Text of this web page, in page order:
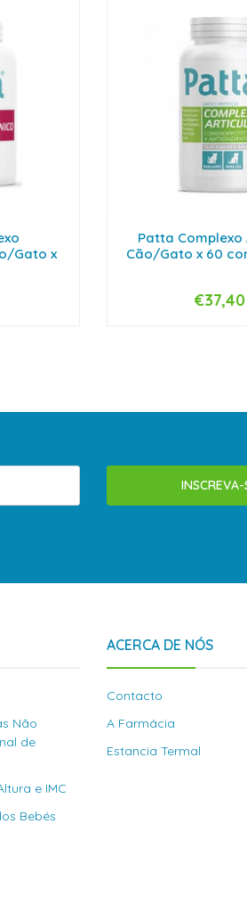
Gato x
Patta
Cão/Gato x 60
+
€37,40
INSCREVA-
Não
de
e IMC
Bebés
ACERCA DE NÓS
Contacto
A Farmácia
Estancia Termal